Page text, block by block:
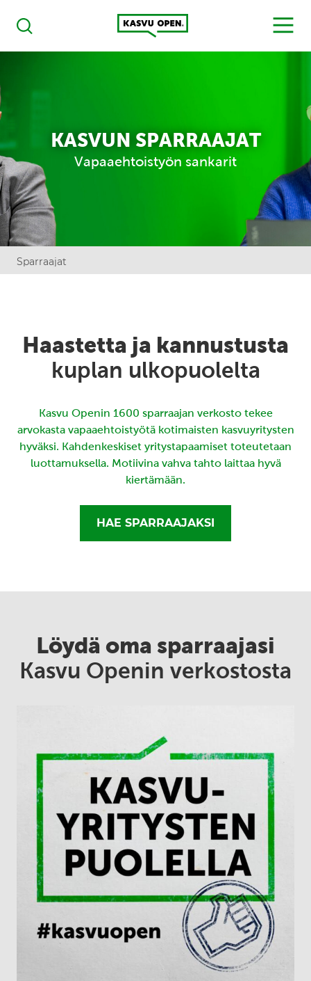
Haku
Kasvu Open
MENU
KASVUN SPARRAAJAT
Vapaaehtoistyön sankarit
Sparraajat
Haastetta ja kannustusta
kuplan ulkopuolelta
Kasvu Openin 1600 sparraajan verkosto tekee
arvokasta vapaaehtoistyötä kotimaisten kasvuyritysten
hyväksi. Kahdenkeskiset yritystapaamiset toteutetaan
luottamuksella. Motiivina vahva tahto laittaa hyvä
kiertämään.
HAE SPARRAAJAKSI
Löydä oma sparraajasi
Kasvu Openin verkostosta